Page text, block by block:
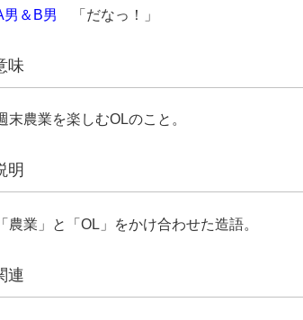
男＆B男
「だなっ！」
味
末農業を楽しむOLのこと。
明
「農業」と「OL」をかけ合わせた造語。
連